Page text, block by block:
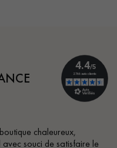
recommande totalement